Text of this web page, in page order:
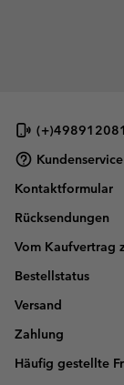
Kundenservice
Kontaktformular
Rücksendungen
Vom Kaufvertrag
Bestellstatus
Versand
Zahlung
Häufig gestellte